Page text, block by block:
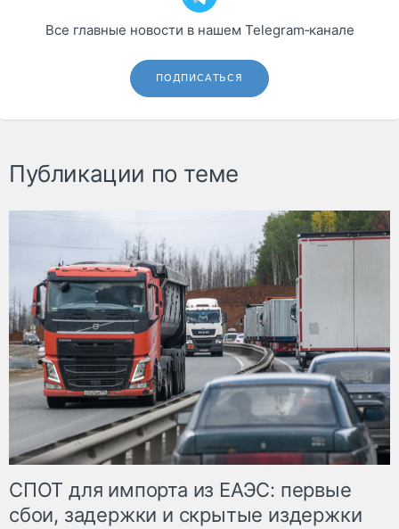
Все главные новости в нашем Telegram‑канале
ПОДПИСАТЬСЯ
Публикации по теме
СПОТ для импорта из ЕАЭС: первые
сбои, задержки и скрытые издержки